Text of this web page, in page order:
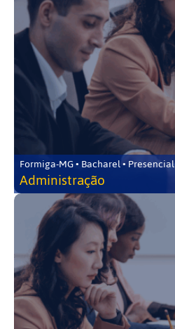
Formiga-MG • Bacharel • Presencial
Administração